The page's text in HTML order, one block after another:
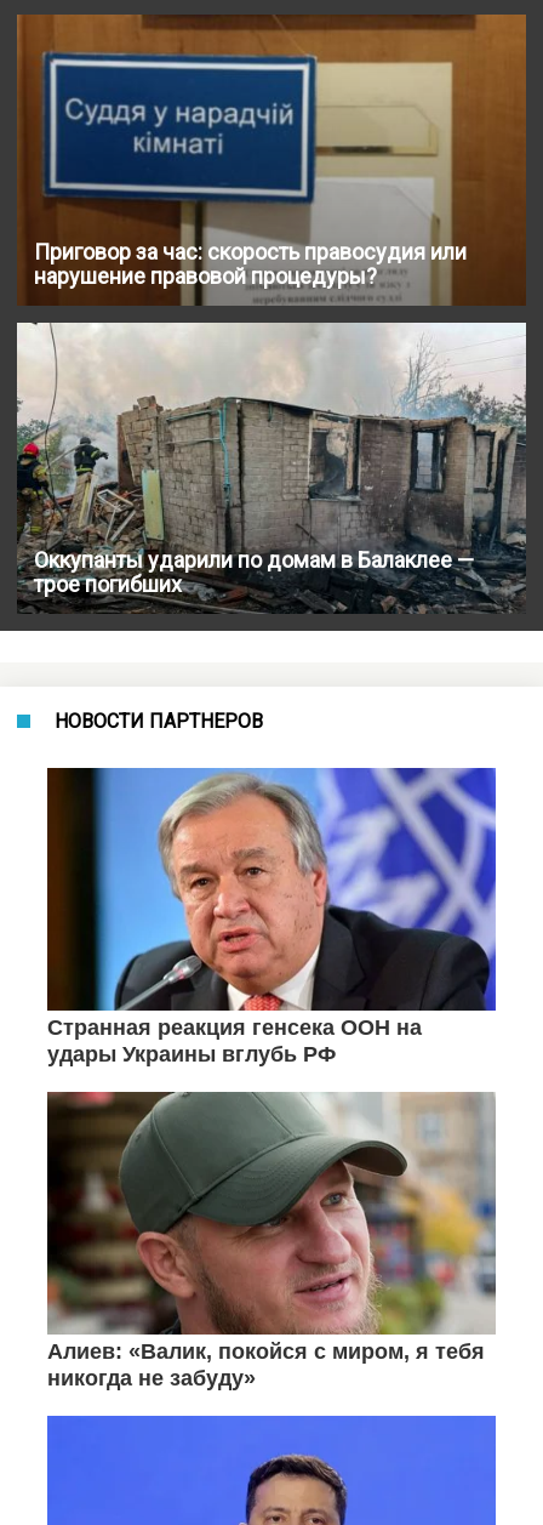
Приговор за час: скорость правосудия или
нарушение правовой процедуры?
Оккупанты ударили по домам в Балаклее —
трое погибших
НОВОСТИ ПАРТНЕРОВ